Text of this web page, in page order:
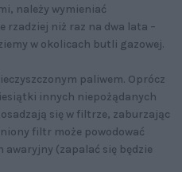
należy wymieniać
rzadziej niż raz na dwa lata –
w okolicach butli gazowej.
paliwem. Oprócz
innych niepożądanych
się w filtrze, zaburzając
filtr może powodować
(zapalać się będzie